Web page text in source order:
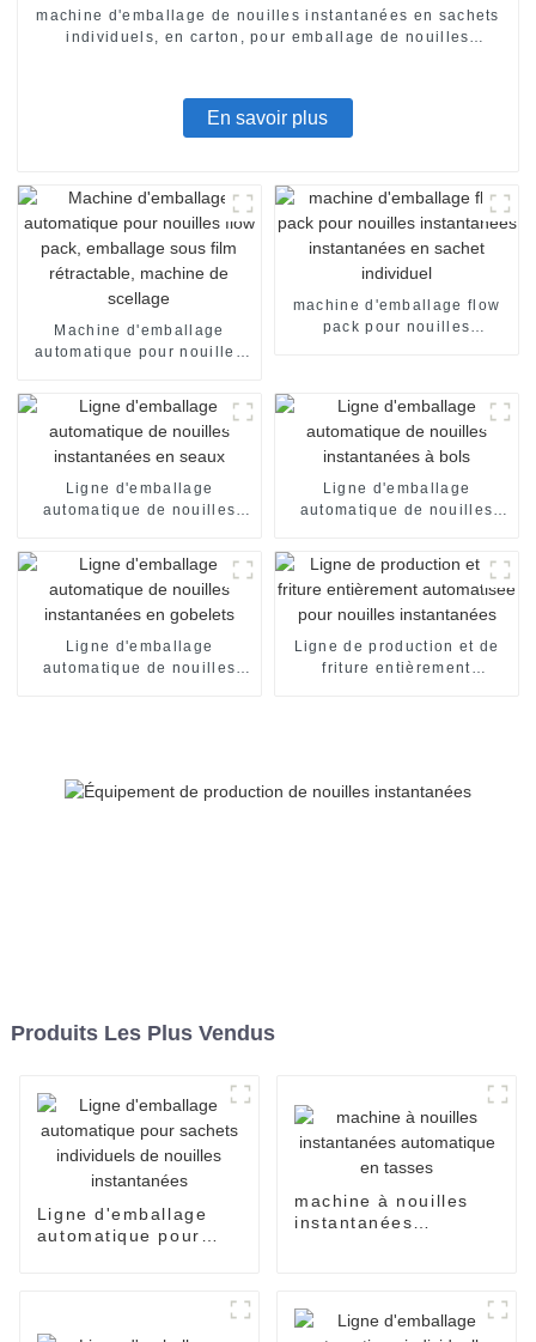
machine d'emballage de nouilles instantanées en sachets
individuels, en carton, pour emballage de nouilles
En savoir plus
Machine d'emballage
automatique pour nouilles
film rétractable, machine de
scellage
machine d'emballage flow
pack pour nouilles
Ligne d'emballage
automatique de nouilles
Ligne d'emballage
automatique de nouilles
Ligne d'emballage
automatique de nouilles
Ligne de production et de
friture entièrement
Produits Les Plus Vendus
Ligne d'emballage
automatique pour
machine à nouilles
instantanées